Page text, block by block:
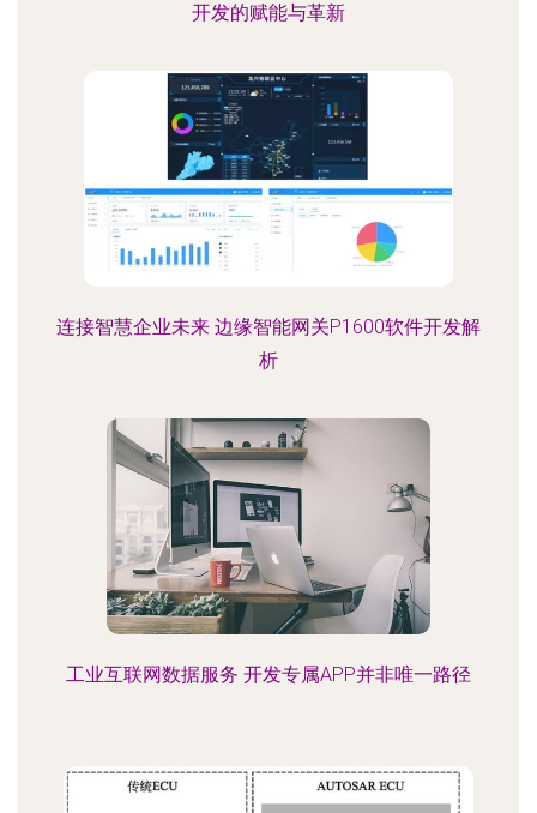
开发的赋能与革新
连接智慧企业未来 边缘智能网关P1600软件开发解
析
工业互联网数据服务 开发专属APP并非唯一路径